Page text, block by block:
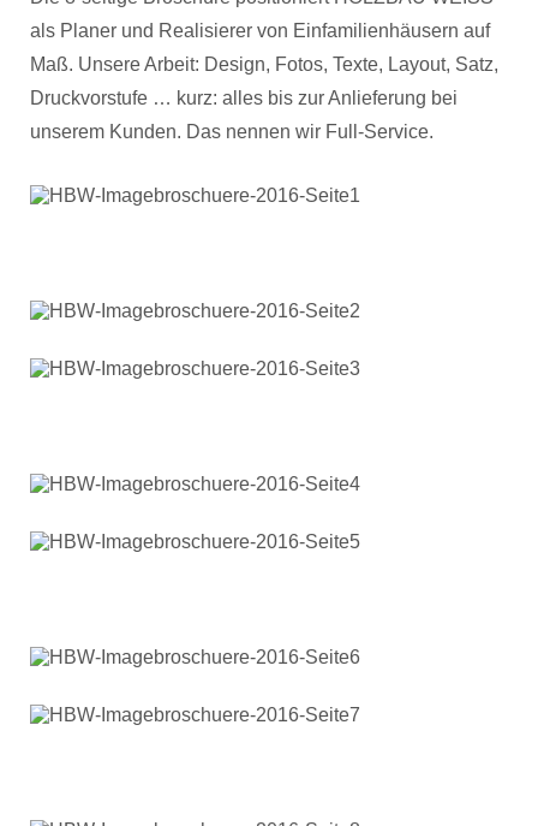
als Planer und Realisierer von Einfamilienhäusern auf
Maß. Unsere Arbeit: Design, Fotos, Texte, Layout, Satz,
Druckvorstufe … kurz: alles bis zur Anlieferung bei
unserem Kunden. Das nennen wir Full-Service.